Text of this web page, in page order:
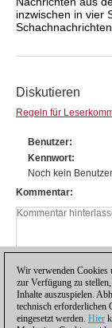
inzwischen in vier
Diskutieren
Regeln für
Benutzer
Kennwort
Noch kein
Kommentar
Wir verwenden Cookies
zur Verfügung zu
Inhalte auszuspielen.
technisch erforderlichen
eingesetzt werden. Hier